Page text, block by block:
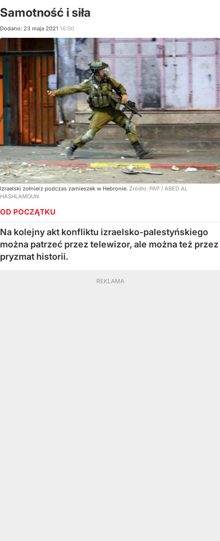
Samotność i siła
Dodano: 23 maja 2021 16:00
Izraelski żołnierz podczas zamieszek w Hebronie. Źródło: PAP / ABED AL
HASHLAMOUN
OD POCZĄTKU
Na kolejny akt konfliktu izraelsko-palestyńskiego
można patrzeć przez telewizor, ale można też przez
pryzmat historii.